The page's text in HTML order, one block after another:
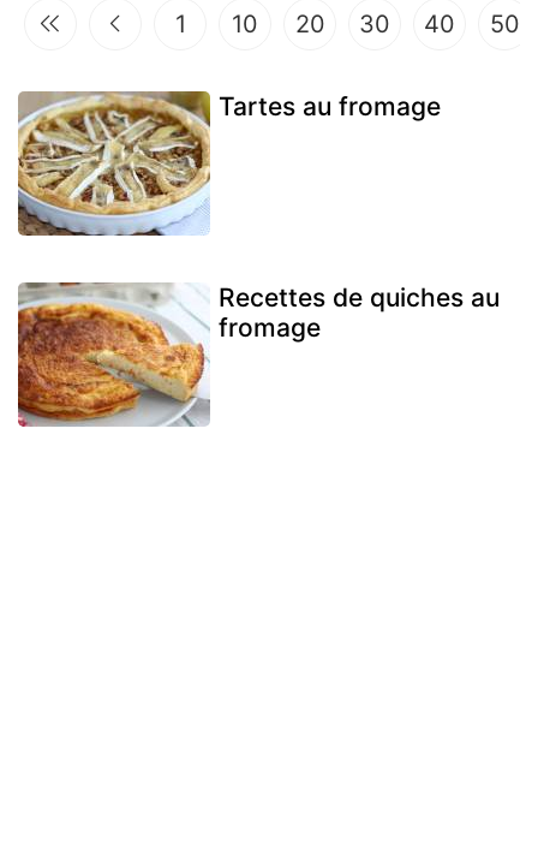
1 10 20 30 40 50
Tartes au fromage
Recettes de quiches au
fromage